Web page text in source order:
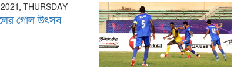
THURSDAY
গোল উৎসব